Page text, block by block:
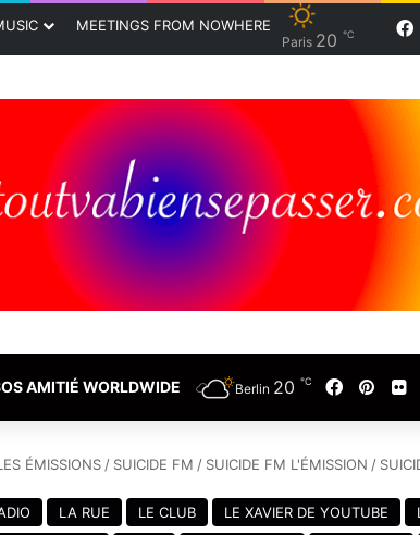
MEETINGS FROM NOWHERE
Paris 20 ℃
AMITIÉ WORLDWIDE Berlin 20 ℃ Facebook
ÉMISSIONS / SUICIDE FM / SUICIDE FM L'ÉMISSION /
LA RUE LE CLUB LE XAVIER DE YOUTUBE